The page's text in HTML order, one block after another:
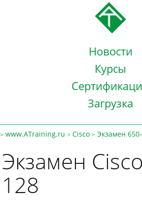
Новости
Курсы
Загрузка
> www.ATraining.ru > Cisco > Экзамен
Экзамен
128